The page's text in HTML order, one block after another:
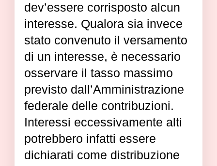
dev’essere corrisposto alcun
interesse. Qualora sia invece
stato convenuto il versamento
di un interesse, è necessario
osservare il tasso massimo
previsto dall’Amministrazione
federale delle contribuzioni.
Interessi eccessivamente alti
potrebbero infatti essere
dichiarati come distribuzione